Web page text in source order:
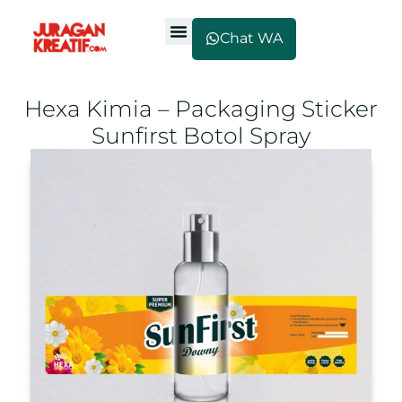
Chat WA
Hexa Kimia – Packaging Sticker
Sunfirst Botol Spray